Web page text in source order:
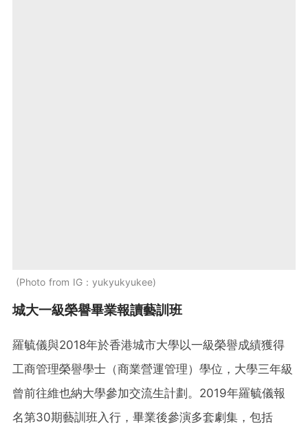
Photo from IG：yukyukyukee
城大一級榮譽畢業報讀藝訓班
羅毓儀與2018年於香港城市大學以一級榮譽成績獲得
工商管理榮譽學士（商業營運管理）學位，大學三年級
曾前往維也納大學參加交流生計劃。2019年羅毓儀報
名第30期藝訓班入行，畢業後參演多套劇集，包括